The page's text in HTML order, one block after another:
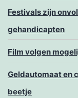
Festivals zijn
gehandicapten
Film volgen
Geldautomaat en
beetje